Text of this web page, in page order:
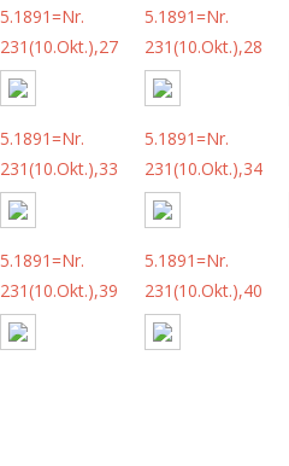
5.1891=Nr.
231(10.Okt.),27
5.1891=Nr.
231(10.Okt.),28
5.1891=Nr.
231(10.Okt.),33
5.1891=Nr.
231(10.Okt.),34
5.1891=Nr.
231(10.Okt.),39
5.1891=Nr.
231(10.Okt.),40